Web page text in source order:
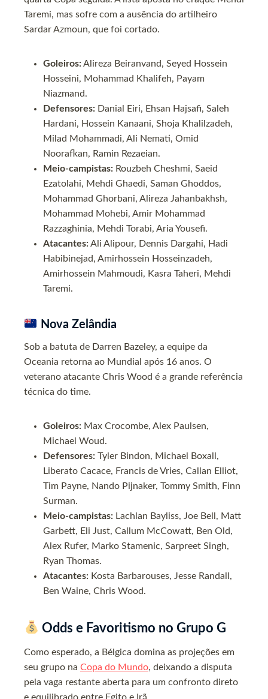
Taremi, mas sofre com a ausência do artilheiro
Sardar Azmoun, que foi cortado.
Goleiros:Alireza Beiranvand, Seyed Hossein
Hosseini, Mohammad Khalifeh, Payam
Niazmand.
Defensores: Danial Eiri, Ehsan Hajsafi, Saleh
Hardani, Hossein Kanaani, Shoja Khalilzadeh,
Milad Mohammadi, Ali Nemati, Omid
Noorafkan, Ramin Rezaeian.
Meio-campistas: Rouzbeh Cheshmi, Saeid
Ezatolahi, Mehdi Ghaedi, Saman Ghoddos,
Mohammad Ghorbani, Alireza Jahanbakhsh,
Mohammad Mohebi, Amir Mohammad
Razzaghinia, Mehdi Torabi, Aria Yousefi.
Atacantes:Ali Alipour, Dennis Dargahi, Hadi
Habibinejad, Amirhossein Hosseinzadeh,
Amirhossein Mahmoudi, Kasra Taheri, Mehdi
Taremi.
Nova Zelândia
Sob a batuta de Darren Bazeley, a equipe da
Oceania retorna ao Mundial após 16 anos. O
veterano atacante Chris Wood é a grande referência
técnica do time.
Goleiros: Max Crocombe, Alex Paulsen,
Michael Woud.
Defensores: Tyler Bindon, Michael Boxall,
Liberato Cacace, Francis de Vries, Callan Elliot,
Tim Payne, Nando Pijnaker, Tommy Smith, Finn
Surman.
Meio-campistas: Lachlan Bayliss, Joe Bell, Matt
Garbett, Eli Just, Callum McCowatt, Ben Old,
Alex Rufer, Marko Stamenic, Sarpreet Singh,
Ryan Thomas.
Atacantes: Kosta Barbarouses, Jesse Randall,
Ben Waine, Chris Wood.
Odds e Favoritismo no Grupo G
Como esperado, a Bélgica domina as projeções em
seu grupo na Copa do Mundo, deixando a disputa
pela vaga restante aberta para um confronto direto
e equilibrado entre Egito e Irã.